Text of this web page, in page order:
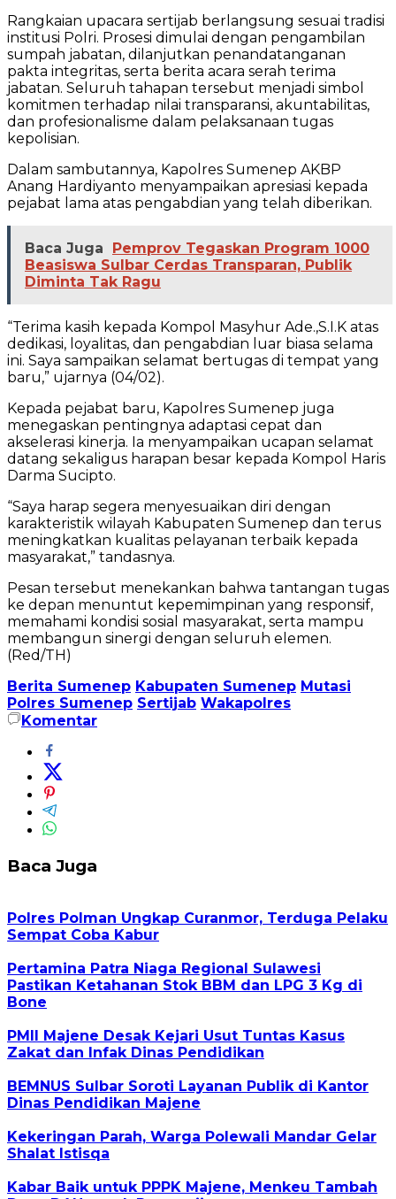
Rangkaian upacara sertijab berlangsung sesuai tradisi
institusi Polri. Prosesi dimulai dengan pengambilan
sumpah jabatan, dilanjutkan penandatanganan
pakta integritas, serta berita acara serah terima
jabatan. Seluruh tahapan tersebut menjadi simbol
komitmen terhadap nilai transparansi, akuntabilitas,
dan profesionalisme dalam pelaksanaan tugas
kepolisian.
Dalam sambutannya, Kapolres Sumenep AKBP
Anang Hardiyanto menyampaikan apresiasi kepada
pejabat lama atas pengabdian yang telah diberikan.
Baca Juga
Pemprov Tegaskan Program 1000
Beasiswa Sulbar Cerdas Transparan, Publik
Diminta Tak Ragu
“Terima kasih kepada Kompol Masyhur Ade.,S.I.K atas
dedikasi, loyalitas, dan pengabdian luar biasa selama
ini. Saya sampaikan selamat bertugas di tempat yang
baru,” ujarnya (04/02).
Kepada pejabat baru, Kapolres Sumenep juga
menegaskan pentingnya adaptasi cepat dan
akselerasi kinerja. Ia menyampaikan ucapan selamat
datang sekaligus harapan besar kepada Kompol Haris
Darma Sucipto.
“Saya harap segera menyesuaikan diri dengan
karakteristik wilayah Kabupaten Sumenep dan terus
meningkatkan kualitas pelayanan terbaik kepada
masyarakat,” tandasnya.
Pesan tersebut menekankan bahwa tantangan tugas
ke depan menuntut kepemimpinan yang responsif,
memahami kondisi sosial masyarakat, serta mampu
membangun sinergi dengan seluruh elemen.
(Red/TH)
Berita Sumenep Kabupaten Sumenep Mutasi
Polres Sumenep Sertijab Wakapolres
Komentar
Baca Juga
Polres Polman Ungkap Curanmor, Terduga Pelaku
Sempat Coba Kabur
Pertamina Patra Niaga Regional Sulawesi
Pastikan Ketahanan Stok BBM dan LPG 3 Kg di
Bone
PMII Majene Desak Kejari Usut Tuntas Kasus
Zakat dan Infak Dinas Pendidikan
BEMNUS Sulbar Soroti Layanan Publik di Kantor
Dinas Pendidikan Majene
Kekeringan Parah, Warga Polewali Mandar Gelar
Shalat Istisqa
Kabar Baik untuk PPPK Majene, Menkeu Tambah